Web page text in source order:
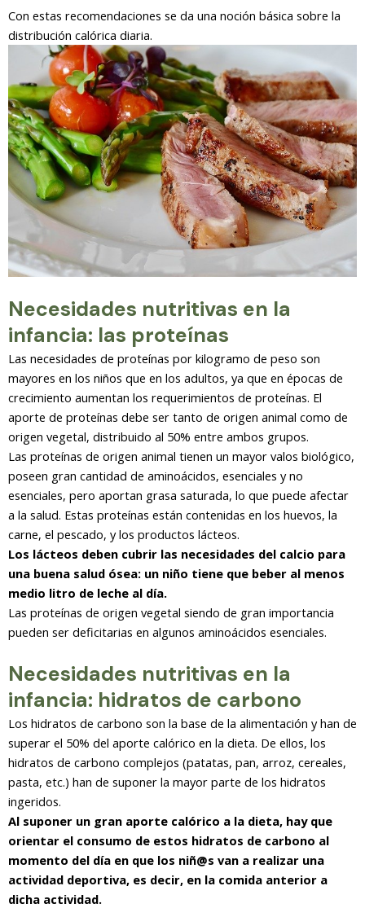
Con estas recomendaciones se da una noción básica sobre la
distribución calórica diaria.
Necesidades nutritivas en la
infancia: las proteínas
Las necesidades de proteínas por kilogramo de peso son
mayores en los niños que en los adultos, ya que en épocas de
crecimiento aumentan los requerimientos de proteínas. El
aporte de proteínas debe ser tanto de origen animal como de
origen vegetal, distribuido al 50% entre ambos grupos.
Las proteínas de origen animal tienen un mayor valos biológico,
poseen gran cantidad de aminoácidos, esenciales y no
esenciales, pero aportan grasa saturada, lo que puede afectar
a la salud. Estas proteínas están contenidas en los huevos, la
carne, el pescado, y los productos lácteos.
Los lácteos deben cubrir las necesidades del calcio para
una buena salud ósea: un niño tiene que beber al menos
medio litro de leche al día.
Las proteínas de origen vegetal siendo de gran importancia
pueden ser deficitarias en algunos aminoácidos esenciales.
Necesidades nutritivas en la
infancia: hidratos de carbono
Los hidratos de carbono son la base de la alimentación y han de
superar el 50% del aporte calórico en la dieta. De ellos, los
hidratos de carbono complejos (patatas, pan, arroz, cereales,
pasta, etc.) han de suponer la mayor parte de los hidratos
ingeridos.
Al suponer un gran aporte calórico a la dieta, hay que
orientar el consumo de estos hidratos de carbono al
momento del día en que los niñ@s van a realizar una
actividad deportiva, es decir, en la comida anterior a
dicha actividad.